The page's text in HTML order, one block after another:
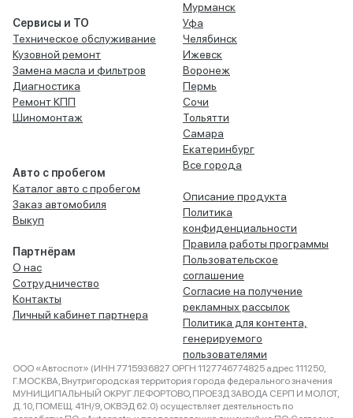
Сервисы и ТО
Техническое обслуживание
Кузовной ремонт
Замена масла и фильтров
Диагностика
Ремонт КПП
Шиномонтаж
Авто с пробегом
Каталог авто с пробегом
Заказ автомобиля
Выкуп
Партнёрам
О нас
Сотрудничество
Контакты
Личный кабинет партнера
Мурманск
Уфа
Челябинск
Ижевск
Воронеж
Пермь
Сочи
Тольятти
Самара
Екатеринбург
Все города
Описание продукта
Политика
конфиденциальности
Правила работы программы
Пользовательское
соглашение
Согласие на получение
рекламных рассылок
Политика для контента,
генерируемого
пользователями
ООО «Автоспот» (ИНН 7715936827 ОРГН 1127746774825 адрес 111250,
Г.МОСКВА, Внутригородская территория города федерального значения
МУНИЦИПАЛЬНЫЙ ОКРУГ ЛЕФОРТОВО, ПРОЕЗД ЗАВОДА СЕРП И МОЛОТ,
Д. 10, ПОМЕЩ. 41Н/9, ОКВЭД 62.0) осуществляет деятельность по